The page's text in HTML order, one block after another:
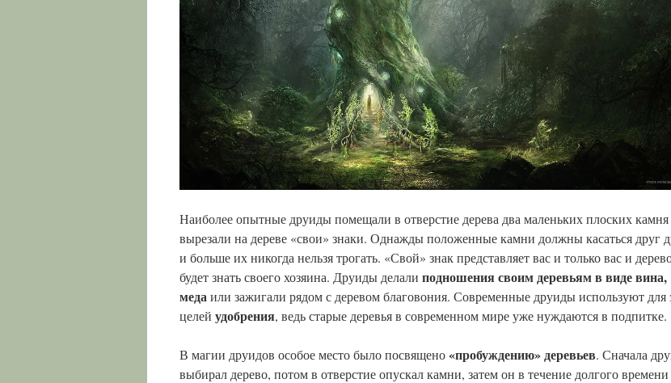
Наиболее опытные друиды помещали в отверстие дерева два маленьких плоских
вырезали на дереве «свои» знаки. Однажды положенные камни должны касаться друг
и больше их никогда нельзя трогать. «Свой» знак представляет вас и только вас и
будет знать своего хозяина. Друиды делали подношения своим деревьям в виде вина,
медаили зажигали рядом с деревом благовония. Современные друиды используют для
целей удобрения, ведь старые деревья в современном мире уже нуждаются в подпитке.
В магии друидов особое место было посвящено«пробуждению» деревьев. Сначала
выбирал дерево, потом в отверстие опускал камни, затем он в течение долгого времени